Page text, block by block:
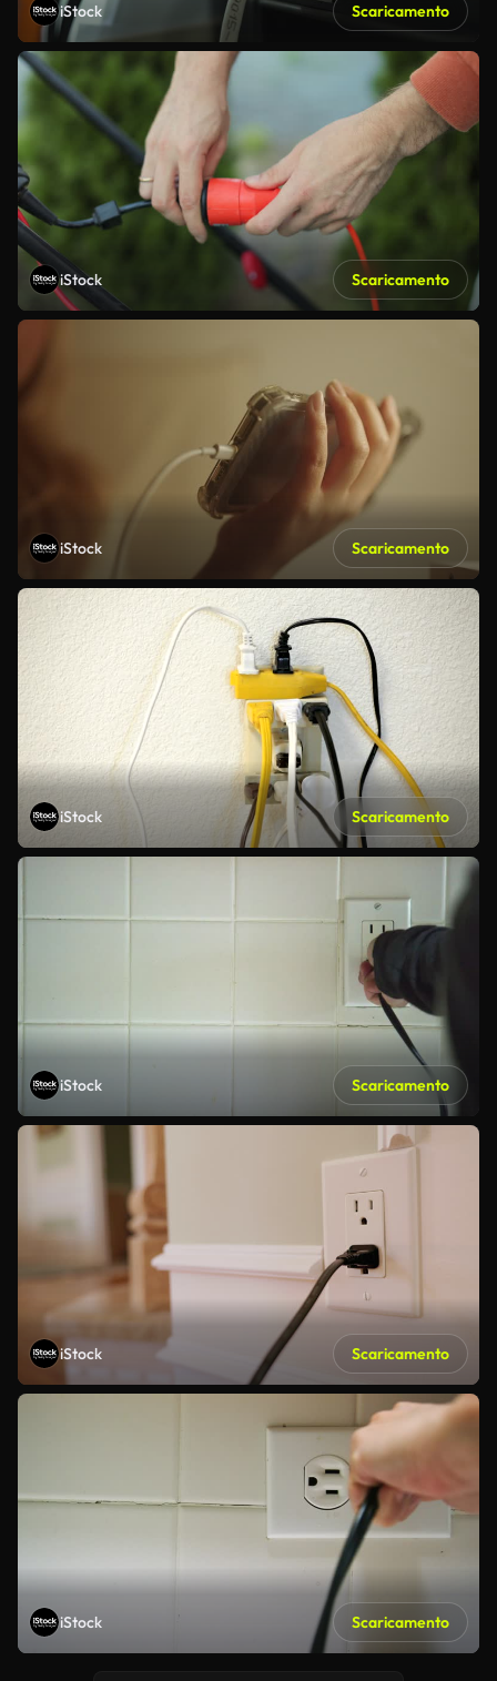
iStock Scaricamento
iStock Scaricamento
iStock Scaricamento
iStock Scaricamento
iStock Scaricamento
iStock Scaricamento
iStock Scaricamento